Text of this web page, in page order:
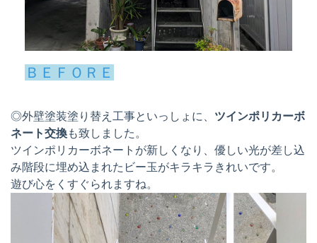
ＢＥＦＯＲＥ
◎外壁塗装塗り替え工事といっしょに、 ツインポリカーボ
ネート交換も致しました。
ツインポリカーボネートが新しくなり、優しい光が差し込
み階段に埋め込まれたビー玉がキラキラきれいです。
遊び心をくすぐられますね。